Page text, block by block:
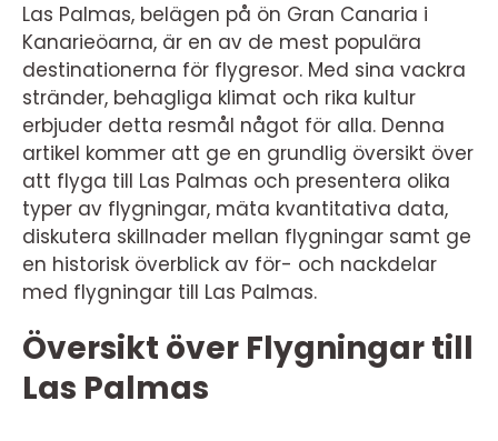
Las Palmas, belägen på ön Gran Canaria i
Kanarieöarna, är en av de mest populära
destinationerna för flygresor. Med sina vackra
stränder, behagliga klimat och rika kultur
erbjuder detta resmål något för alla. Denna
artikel kommer att ge en grundlig översikt över
att flyga till Las Palmas och presentera olika
typer av flygningar, mäta kvantitativa data,
diskutera skillnader mellan flygningar samt ge
en historisk överblick av för- och nackdelar
med flygningar till Las Palmas.
Översikt över Flygningar till
Las Palmas